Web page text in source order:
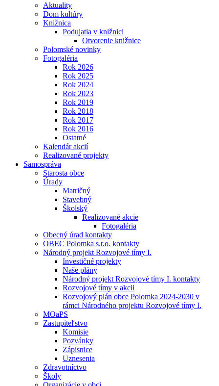
Aktuality
Dom kultúry
Knižnica
Podujatia v knižnici
Otvorenie knižnice
Polomské novinky
Fotogaléria
Rok 2026
Rok 2025
Rok 2024
Rok 2023
Rok 2019
Rok 2018
Rok 2017
Rok 2016
Ostatné
Kalendár akcií
Realizované projekty
Samospráva
Starosta obce
Úrady
Matričný
Stavebný
Školský
Realizované akcie
Fotogaléria
Obecný úrad kontakty
OBEC Polomka s.r.o. kontakty
Národný projekt Rozvojové tímy I.
Investičné projekty
Naše plány
Národný projekt Rozvojové tímy I. kontakty
Rozvojové tímy v akcii
Rozvojový plán obce Polomka 2024-2030 v
rámci Národného projektu Rozvojové tímy I.
MOaPS
Zastupiteľstvo
Komisie
Pozvánky
Zápisnice
Uznesenia
Zdravotníctvo
Školy